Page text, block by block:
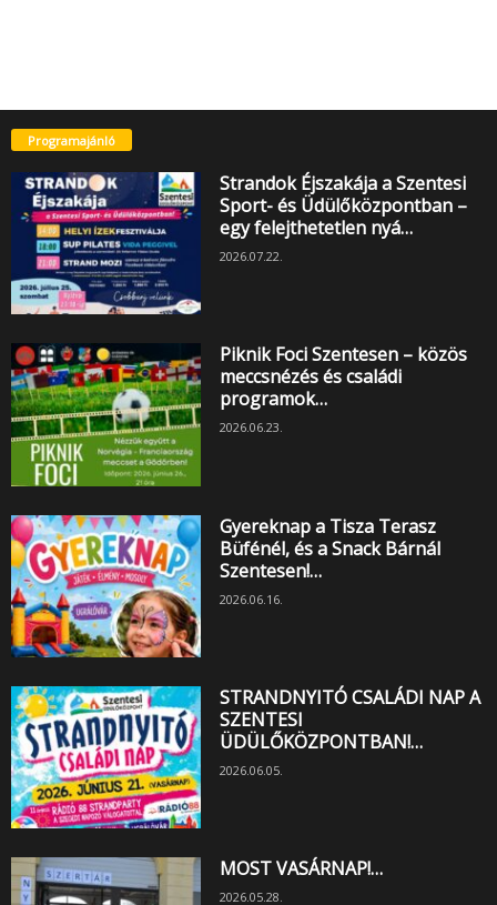
Programajánló
Strandok Éjszakája a Szentesi
Sport- és Üdülőközpontban –
egy felejthetetlen nyá…
2026.07.22.
Piknik Foci Szentesen – közös
meccsnézés és családi
programok…
2026.06.23.
Gyereknap a Tisza Terasz
Büfénél, és a Snack Bárnál
Szentesen!…
2026.06.16.
STRANDNYITÓ CSALÁDI NAP A
SZENTESI
ÜDÜLŐKÖZPONTBAN!…
2026.06.05.
MOST VASÁRNAP!…
2026.05.28.